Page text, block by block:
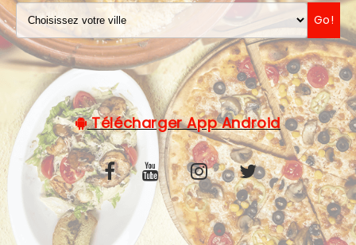
Go!
Télécharger App Android